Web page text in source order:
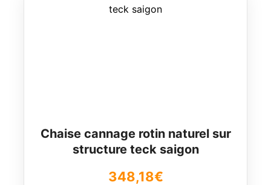
Chaise cannage rotin naturel sur
structure teck saigon
348,18€